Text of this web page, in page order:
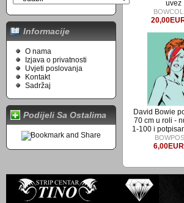
Informacije
O nama
Izjava o privatnosti
Uvjeti poslovanja
Kontakt
Sadržaj
Podijeli Sa Ostalima
uvez
David Bowie
70 cm u roli -
1-100 i
6,00EUR